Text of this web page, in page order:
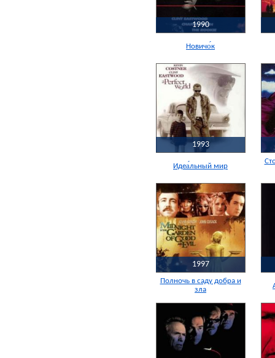
Новичо́к
1990
Идеа́льный мир
1993
Полночь в саду добра и
зла
1997